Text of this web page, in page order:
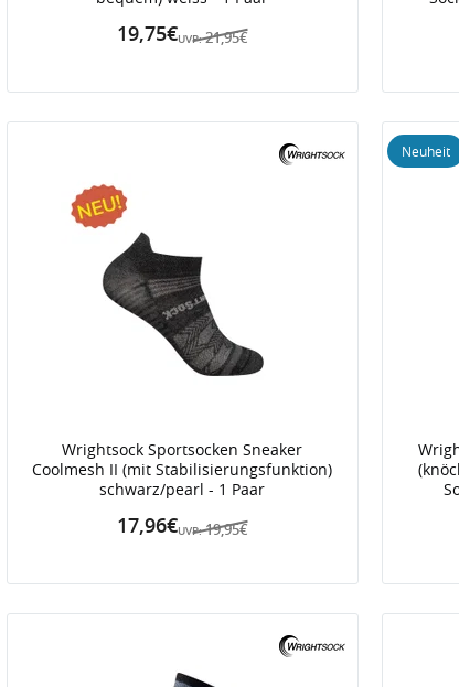
UVP: 21,95€
19,75€
Wrightsock Sportsocken Sneaker
Coolmesh II (mit Stabilisierungsfunktion)
schwarz/pearl - 1 Paar
UVP: 19,95€
17,96€
Neuheit